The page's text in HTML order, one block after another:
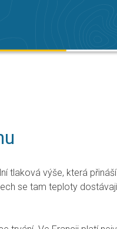
tlaková výše, která
se tam teploty